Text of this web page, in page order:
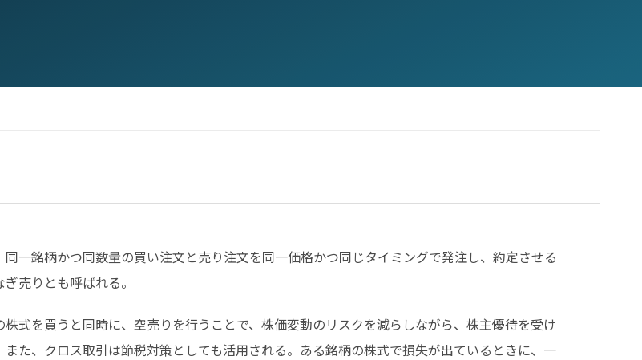
同一銘柄かつ同数量の買い注文と売り注文を同一価格かつ同じタイミングで発注し、約定させる
売りとも呼ばれる。
株式を買うと同時に、空売りを行うことで、株価変動のリスクを減らしながら、株主優待を受け
また、クロス取引は節税対策としても活用される。ある銘柄の株式で損失が出ているときに、一